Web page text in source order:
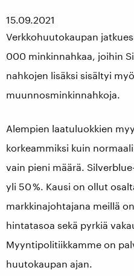
15.09.2021
Verkkohuutokaupan
000 minkinnahkaa, joihin
nahkojen lisäksi sisältyi
muunnosminkinnahkoja.
Alempien laatuluokkien
korkeammiksi kuin
vain pieni määrä.
yli 50 %. Kausi on ollut
markkinajohtajana meillä
hintatasoa sekä pyrkiä
Myyntipolitiikkamme on
huutokaupan ajan.